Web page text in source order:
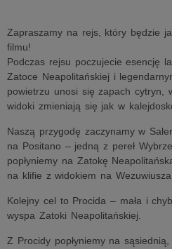
Zapraszamy na rejs, który będzie
filmu!
Podczas rejsu poczujecie esencję
Zatoce Neapolitańskiej i
powietrzu unosi się zapach cytryn,
widoki zmieniają się jak w
Naszą przygodę zaczynamy w
na Positano – jedną z pereł
popłyniemy na Zatokę
na klifie z widokiem na Wezuwiusza.
Kolejny cel to Procida – mała i
wyspa Zatoki Neapolitańskiej.
Z Procidy popłyniemy na